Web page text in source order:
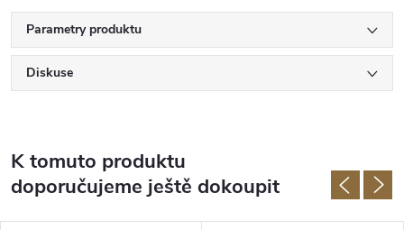
Parametry produktu
Diskuse
K tomuto produktu
doporučujeme ještě dokoupit